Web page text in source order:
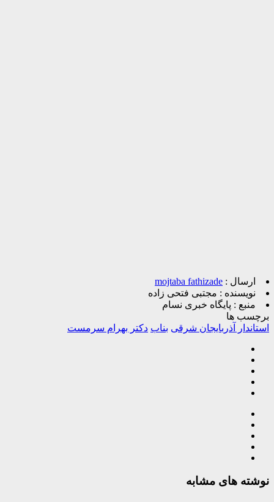
ارسال : mojtaba fathizade
نویسنده : مجتبی فتحی زاده
منبع : پایگاه خبری نسام
برچسب ها
استاندار آذربایجان شرقی بناب دکتر بهرام سرمست
نوشته های مشابه